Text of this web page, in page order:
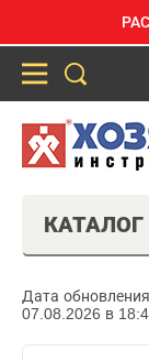
КАТАЛОГ
Дата
07.08.2026 в